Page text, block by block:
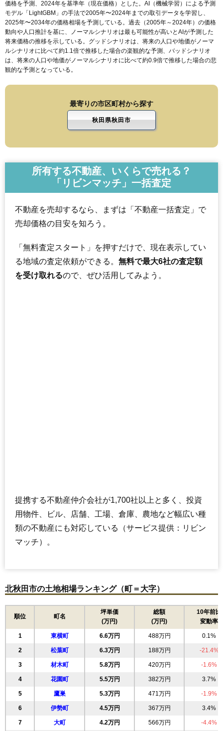
価格を予測、2024年を基準年（現在価格）とした。AI（機械学習）による予測
モデル「LightGBM」の手法で2005年〜2024年までの取引データを学習し、
2025年〜2034年の価格相場を予測している。過去（2005年～2024年）の価格
動向や人口推計を基に、ノーマルシナリオは最も可能性が高いとAIが予測した
将来価格の推移を示している。グッドシナリオは、将来の人口や地価がノーマ
ルシナリオに比べて約1.1倍で推移した場合の楽観的な予測、バッドシナリオ
は、将来の人口や地価がノーマルシナリオに比べて約0.9倍で推移した場合の悲
観的な予測となっている。
最寄りの市区町村から探す
秋田県秋田市
所有する不動産、いくらで売れる？
「リビンマッチ」一括査定
不動産を売却するなら、まずは「不動産一括査定」で
売却価格の目安を知ろう。
「無料査定スタート」を押すだけで、現在表示してい
る地域の査定依頼ができる。 無料で最大6社の査定額
を受け取れるので、ぜひ活用してみよう。
提携する不動産仲介会社が1,700社以上と多く、投資
用物件、ビル、店舗、工場、倉庫、農地など幅広い種
類の不動産にも対応している（サービス提供：リビン
マッチ）。
北秋田市の土地相場ランキング（町＝大字）
順位 町名
坪単価
(万円)
総額
(万円)
10年前比
変動率
1 東横町 6.6万円 488万円 0.1%
2 松葉町 6.3万円 188万円 -21.4%
3 材木町 5.8万円 420万円 -1.6%
4 花園町 5.5万円 382万円 3.7%
5 鷹巣 5.3万円 471万円 -1.9%
6 伊勢町 4.5万円 367万円 3.4%
7 大町 4.2万円 566万円 -4.4%